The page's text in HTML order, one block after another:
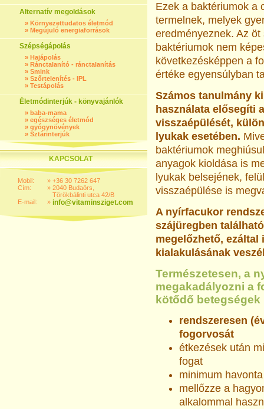
Alternatív megoldások
» Környezettudatos életmód
» Megújuló energiaforrások
Szépségápolás
» Hajápolás
» Ránctalanító - ránctalanítás
» Smink
» Szőrtelenítés - IPL
» Testápolás
Életmódinterjúk - könyvajánlók
» baba-mama
» egészséges életmód
» gyógynövények
» Sztárinterjúk
KAPCSOLAT
Mobil:
Cím:
E-mail:
»
»
»
+36 30 7262 647
2040 Budaörs,
Törökbálinti utca 42/B
info@vitaminsziget.com
Ezek a baktériumok a
termelnek, melyek
eredményeznek. Az
baktériumok nem
következésképpen a
értéke egyensúlyban
Számos tanulmány
használata elősegíti
visszaépülését,
lyukak esetében.
baktériumok
anyagok kioldása is
lyukak belsejének,
visszaépülése is
A nyírfacukor
szájüregben
megelőzhető,
kialakulásának
Természetesen, a
megakadályozni a
kötődő
rendszeresen
fogorvosát
étkezések után
fogat
minimum
mellőzze a
alkalommal